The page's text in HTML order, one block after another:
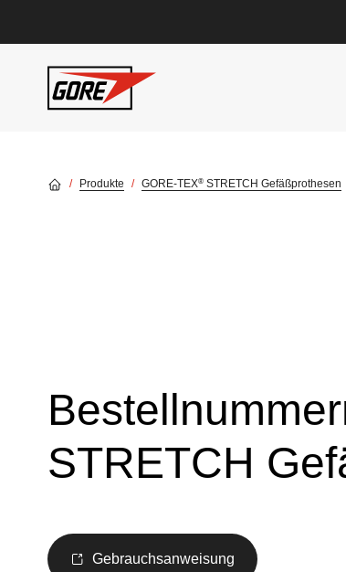
Produkte GORE-TEX® STRETCH Gefäßprothesen
STRETCH
Gebrauchsanweisung